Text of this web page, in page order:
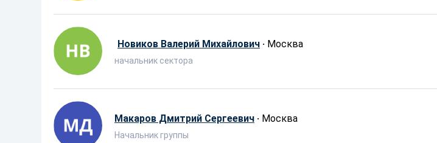
Новиков Валерий Михайлович · Москва
начальник сектора
Макаров Дмитрий Сергеевич · Москва
Начальник группы